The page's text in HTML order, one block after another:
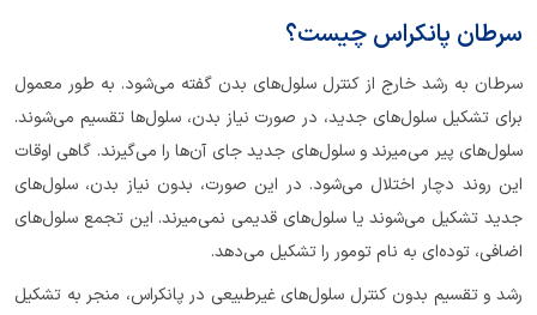
سرطان پانکراس چیست؟
سرطان به رشد خارج از کنترل سلول‌های بدن گفته می‌شود. به طور معمول
برای تشکیل سلول‌های جدید، در صورت نیاز بدن، سلول‌ها تقسیم می‌شوند.
سلول‌های پیر می‌میرند و سلول‌های جدید جای آن‌ها را می‌گیرند. گاهی اوقات
این روند دچار اختلال می‌شود. در این صورت، بدون نیاز بدن، سلول‌های
جدید تشکیل می‌شوند یا سلول‌های قدیمی نمی‌میرند. این تجمع سلول‌های
اضافی، توده‌ای به نام تومور را تشکیل می‌دهد.
رشد و تقسیم بدون کنترل سلول‌های غیرطبیعی در پانکراس، منجر به تشکیل